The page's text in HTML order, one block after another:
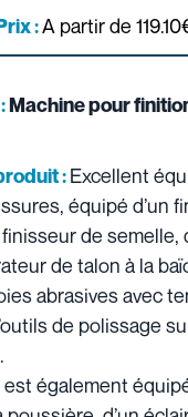
:A partir de
Machine pour
:Excellent
équipé d’un
finisseur de semelle,
de talon à la
abrasives avec
de polissage
également